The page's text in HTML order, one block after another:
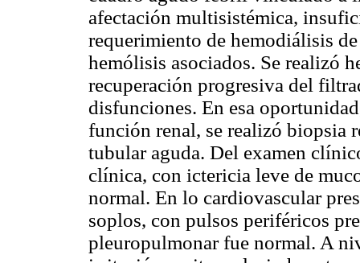
afectación multisistémica,
requerimiento de hemodiálisis
hemólisis asociados. Se realizó
recuperación progresiva del
disfunciones. En esa
función renal, se realizó biopsia
tubular aguda. Del examen
clínica, con ictericia leve de
normal. En lo cardiovascular
soplos, con pulsos periféricos
pleuropulmonar fue normal. A